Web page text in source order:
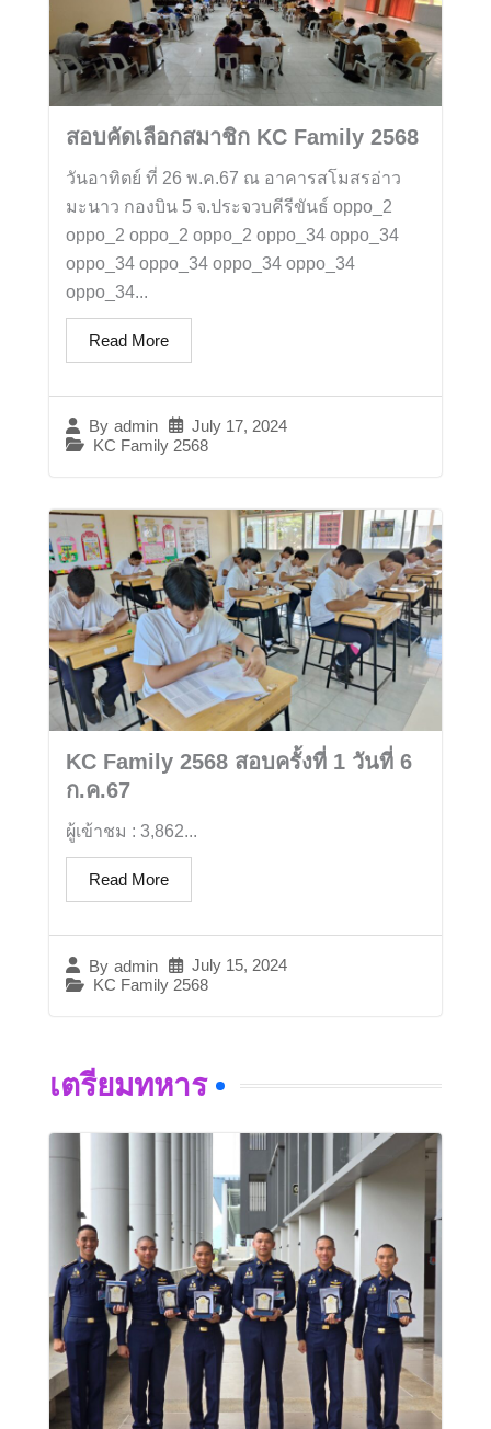
สอบคัดเลือกสมาชิก KC Family 2568
By admin
July 17, 2024
KC Family 2568
วันอาทิตย์ ที่ 26 พ.ค.67 ณ อาคารสโมสรอ่าว
มะนาว กองบิน 5 จ.ประจวบคีรีขันธ์ oppo_2
oppo_2 oppo_2 oppo_2 oppo_34 oppo_34
oppo_34 oppo_34 oppo_34 oppo_34
oppo_34...
Read More
KC Family 2568 สอบครั้งที่ 1 วันที่ 6
ก.ค.67
By admin
July 15, 2024
KC Family 2568
ผู้เข้าชม : 3,862...
Read More
เตรียมทหาร